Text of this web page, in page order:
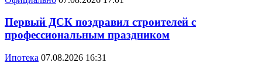
Первый ДСК поздравил строителей с
профессиональным праздником
Ипотека 07.08.2026 16:31